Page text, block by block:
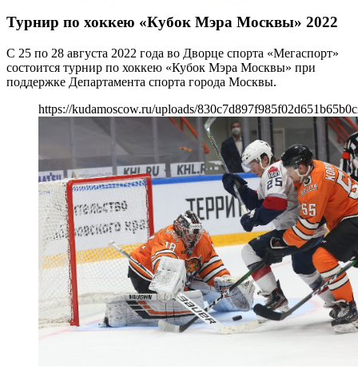
Турнир по хоккею «Кубок Мэра Москвы» 2022
С 25 по 28 августа 2022 года во Дворце спорта «Мегаспорт»
состоится турнир по хоккею «Кубок Мэра Москвы» при
поддержке Департамента спорта города Москвы.
https://kudamoscow.ru/uploads/